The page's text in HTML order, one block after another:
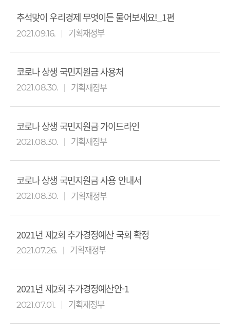
추석맞이 우리경제 무엇이든 물어보세요!_1편
2021.09.16. 기획재정부
코로나 상생 국민지원금 사용처
2021.08.30. 기획재정부
코로나 상생 국민지원금 가이드라인
2021.08.30. 기획재정부
코로나 상생 국민지원금 사용 안내서
2021.08.30. 기획재정부
2021년 제2회 추가경정예산 국회 확정
2021.07.26. 기획재정부
2021년 제2회 추가경정예산안-1
2021.07.01. 기획재정부